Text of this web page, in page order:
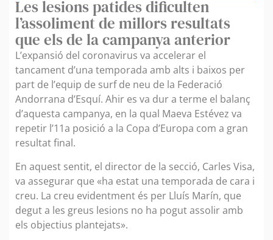
Les lesions patides dificulten
l’assoliment de millors resultats
que els de la campanya anterior
L’expansió del coronavirus va accelerar el
tancament d’una temporada amb alts i baixos per
part de l’equip de surf de neu de la Federació
Andorrana d’Esquí. Ahir es va dur a terme el balanç
d’aquesta campanya, en la qual Maeva Estévez va
repetir l’11a posició a la Copa d’Europa com a gran
resultat final.
En aquest sentit, el director de la secció, Carles Visa,
va assegurar que «ha estat una temporada de cara i
creu. La creu evidentment és per Lluís Marín, que
degut a les greus lesions no ha pogut assolir amb
els objectius plantejats».